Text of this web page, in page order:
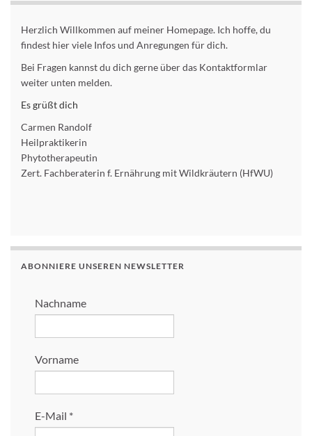
Herzlich Willkommen auf meiner Homepage. Ich hoffe, du
findest hier viele Infos und Anregungen für dich.
Bei Fragen kannst du dich gerne über das Kontaktformlar
weiter unten melden.
Es grüßt dich
Carmen Randolf
Heilpraktikerin
Phytotherapeutin
Zert. Fachberaterin f. Ernährung mit Wildkräutern (HfWU)
ABONNIERE UNSEREN NEWSLETTER
Nachname
Vorname
E-Mail *